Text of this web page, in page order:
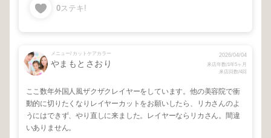
0ステキ!
メニュー/ カットケアカラー
やまもとさおり
2026/04/04
来店年数/1年5ヶ月
来店回数/4回
ここ数年外国人風ザクザクレイヤーをしています。他の美容院で衝
動的に切りたくなりレイヤーカットをお願いしたら、リカさんのよ
うにはできず、やり直しに来ました。レイヤーならリカさん。間違
いありません。